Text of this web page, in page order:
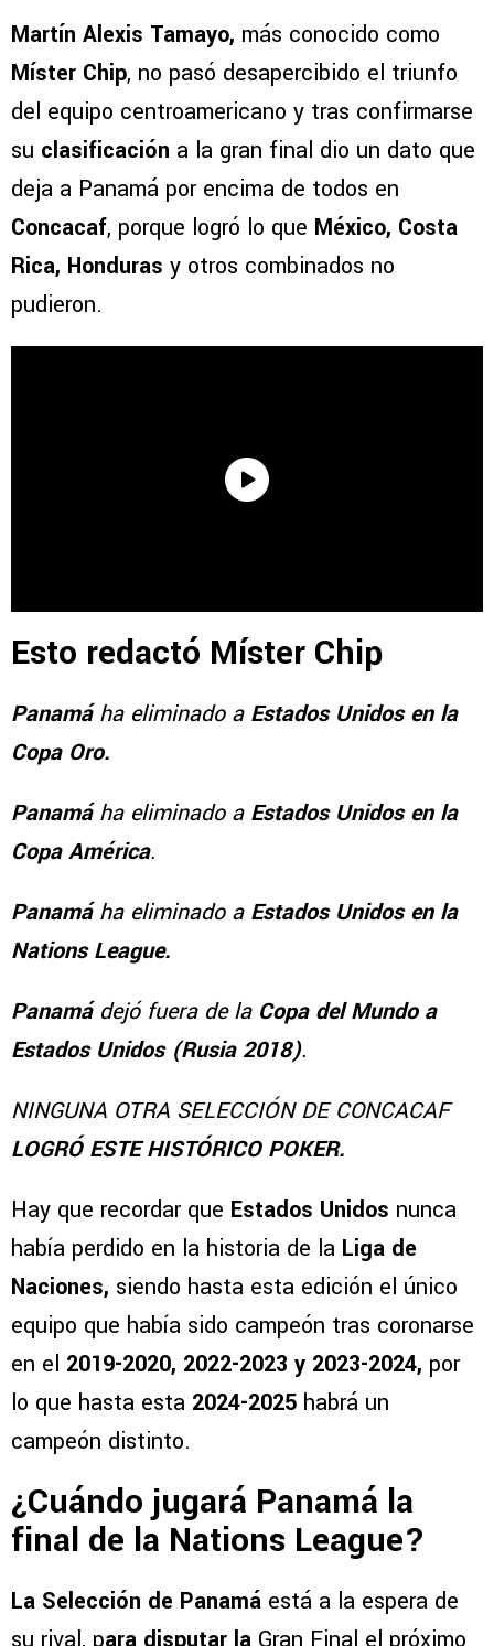
Martín Alexis Tamayo, más conocido como
Míster Chip, no pasó desapercibido el triunfo
del equipo centroamericano y tras confirmarse
su clasificación a la gran final dio un dato que
deja a Panamá por encima de todos en
Concacaf, porque logró lo que México, Costa
Rica, Honduras y otros combinados no
pudieron.
Esto redactó Míster Chip
Panamáha eliminado a Estados Unidos en la
Copa Oro.
Panamáha eliminado a Estados Unidos en la
Copa América.
Panamáha eliminado aEstados Unidos en la
Nations League.
Panamá dejó fuera de la Copa del Mundo a
Estados Unidos (Rusia 2018).
NINGUNA OTRA SELECCIÓN DE CONCACAF
LOGRÓ ESTE HISTÓRICO POKER.
Hay que recordar que Estados Unidos nunca
había perdido en la historia de la Liga de
Naciones, siendo hasta esta edición el único
equipo que había sido campeón tras coronarse
en el 2019-2020, 2022-2023 y 2023-2024, por
lo que hasta esta 2024-2025 habrá un
campeón distinto.
¿Cuándo jugará Panamá la
final de la Nations League?
La Selección de Panamá está a la espera de